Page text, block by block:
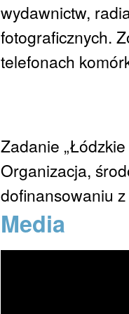
wydawnictw,
fotograficznych.
telefonach
Zadanie
Organizacja,
dofinansowaniu
Media